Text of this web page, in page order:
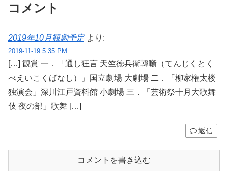
コメント
2019年10月観劇予定 より:
2019-11-19 5:35 PM
[…] 観賞 一．「通し狂言 天竺徳兵衛韓噺（てんじくとく
べえいこくばなし）」国立劇場 大劇場 二．「柳家権太楼
独演会」深川江戸資料館 小劇場 三．「芸術祭十月大歌舞
伎 夜の部」歌舞 […]
返信
コメントを書き込む